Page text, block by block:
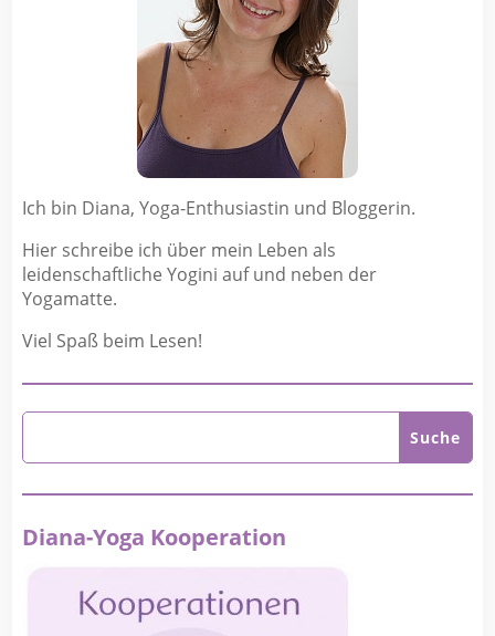
Ich bin Diana, Yoga-Enthusiastin und Bloggerin.
Hier schreibe ich über mein Leben als
leidenschaftliche Yogini auf und neben der
Yogamatte.
Viel Spaß beim Lesen!
Diana-Yoga Kooperation